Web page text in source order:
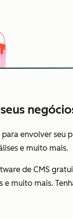
envolver seu
e muito mais.
de CMS
muito mais.